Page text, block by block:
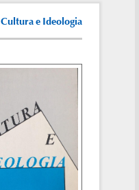
Cultura e Ideologia